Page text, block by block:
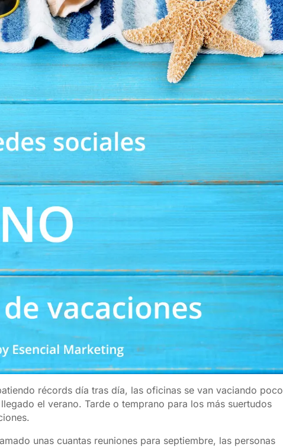
récords día tras día, las oficinas se van vaciando poco
el verano. Tarde o temprano para los más suertudos
unas cuantas reuniones para septiembre, las personas